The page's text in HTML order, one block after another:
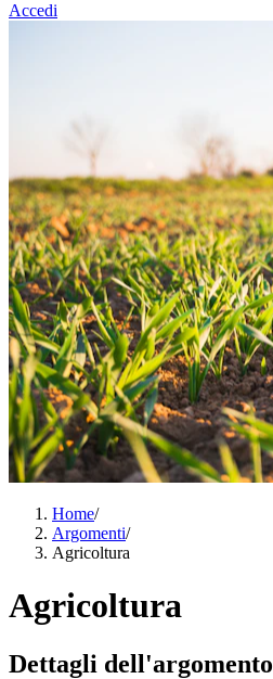
Accedi
Home/
Argomenti/
Agricoltura
Agricoltura
Dettagli dell'argomento